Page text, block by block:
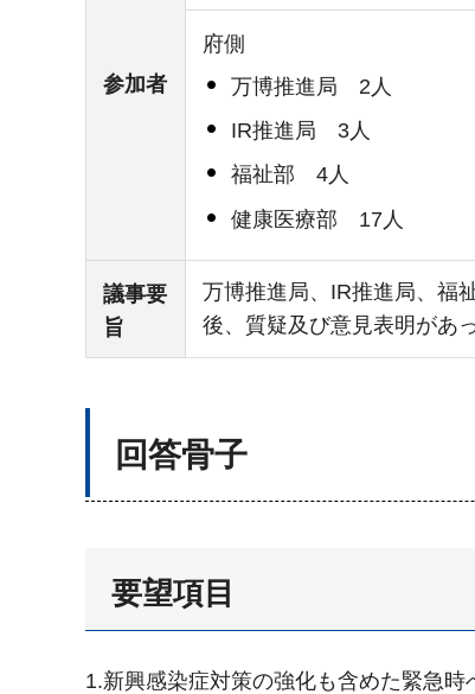
参加者
府側
万博推進局 2人
IR推進局 3人
福祉部 4人
健康医療部 17人
議事要
旨
万博推進局、IR推進局、福
後、質疑及び意見表明があ
回答骨子
要望項目
1.新興感染症対策の強化も含めた緊急